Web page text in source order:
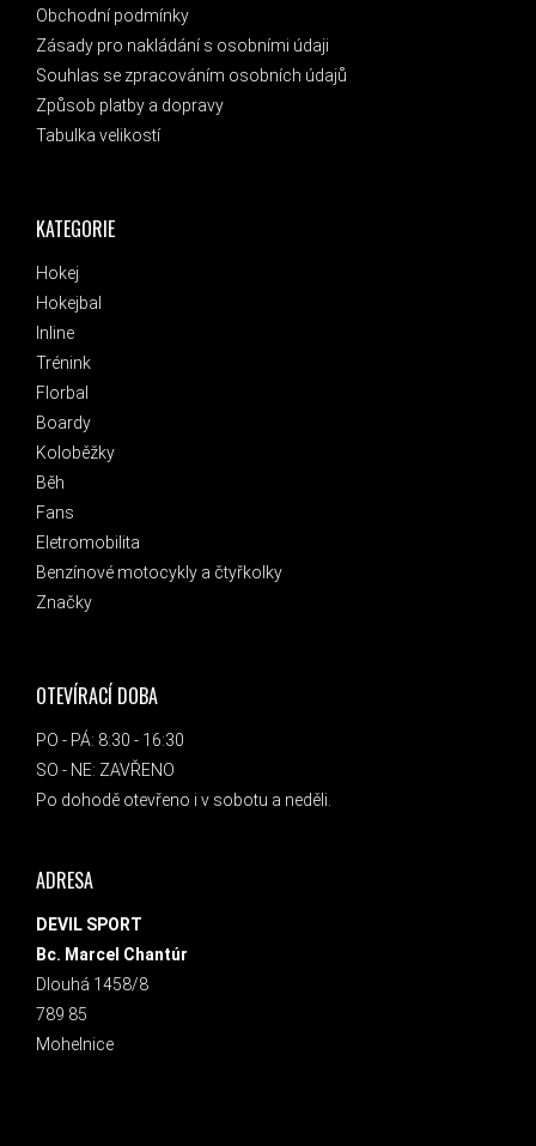
KATEGORIE
Hokej
Hokejbal
Inline
Trénink
Florbal
Boardy
Koloběžky
Běh
Fans
Eletromobilita
Benzínové motocykly a čtyřkolky
Značky
Obchodní podmínky
Zásady pro nakládání s osobními údaji
Souhlas se zpracováním osobních údajů
Způsob platby a dopravy
Tabulka velikostí
OTEVÍRACÍ DOBA
PO - PÁ: 8:30 - 16:30
SO - NE: ZAVŘENO
Po dohodě otevřeno i v sobotu a neděli.
ADRESA
DEVIL SPORT
Bc. Marcel Chantúr
Dlouhá 1458/8
789 85
Mohelnice